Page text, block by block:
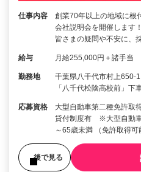
仕事内容
創業70年以上の地域に根
会社説明会を開催します
皆さまの疑問や不安に、
給与 月給255,000円＋諸手当
勤務地
千葉県八千代市村上650-
「八千代松陰高校前」下
応募資格
大型自動車第二種免許取
貸付制度有 ※大型自動車
～65歳未満 （免許取得
後で見る